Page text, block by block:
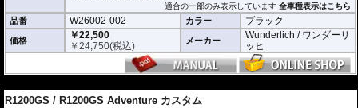
適合の一部のみ表示しています全車種表示はこちら
品番 W26002-002 カラー ブラック
価格
￥22,500
￥24,750(税込) メーカー
Wunderlich / ワンダーリ
ッヒ
R1200GS / R1200GS Adventure カスタム